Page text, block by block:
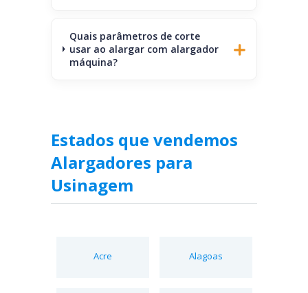
Quais parâmetros de corte
usar ao alargar com alargador
máquina?
Estados que vendemos
Alargadores para
Usinagem
Acre Alagoas